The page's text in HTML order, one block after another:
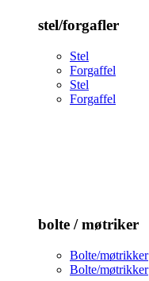
stel/forgafler
Stel
Forgaffel
Stel
Forgaffel
bolte / møtriker
Bolte/møtrikker
Bolte/møtrikker